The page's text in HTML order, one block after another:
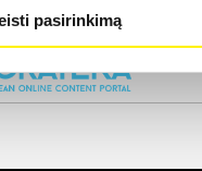
pasirinkimą